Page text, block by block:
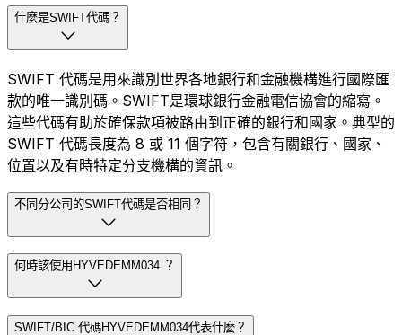
什麼是SWIFT代碼？
SWIFT 代碼是用來識別世界各地銀行和金融機構進行國際匯
款的唯一識別碼。SWIFT是環球銀行金融電信協會的縮寫。
這些代碼有助於確保款項被路由到正確的銀行和國家。典型的
SWIFT 代碼長度為 8 或 11 個字符，包含有關銀行、國家、
位置以及有時特定分支機構的資訊。
不同分公司的SWIFT代碼是否相同？
何時該使用HYVEDEMM034 ？
SWIFT/BIC 代碼HYVEDEMM034代表什麼？